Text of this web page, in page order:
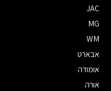
JAC
MG
WM
אבארט
אומודה
אורה